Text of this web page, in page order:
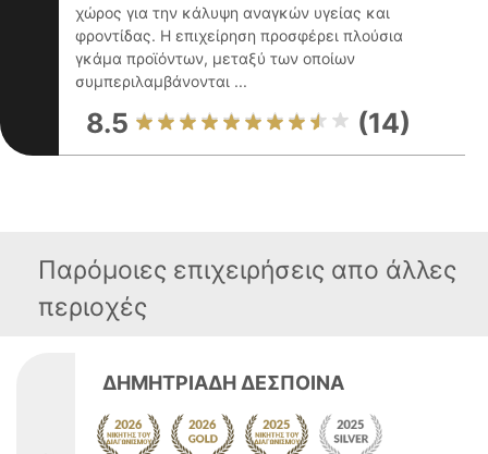
χώρος για την κάλυψη αναγκών υγείας και
φροντίδας. Η επιχείρηση προσφέρει πλούσια
γκάμα προϊόντων, μεταξύ των οποίων
συμπεριλαμβάνονται ...
8.5 (14)
Παρόμοιες επιχειρήσεις απο άλλες
περιοχές
ΔΗΜΗΤΡΙΑΔΗ ΔΕΣΠΟΙΝΑ